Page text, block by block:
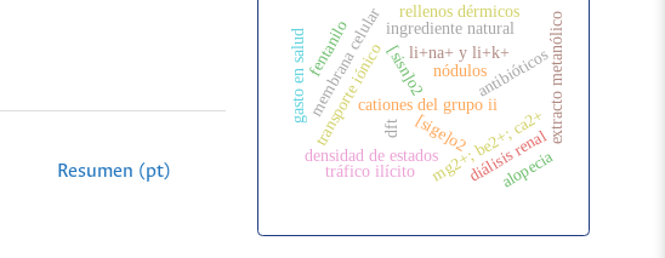
Resumen (pt)
cationes del grupo ii
mg2+; be2+; ca2+
transporte iónico [sige]o2
[sisn]o2
densidad de estados
membrana celular
gasto en salud antibióticos
li+na+ y li+k+
dft diálisis renal
extracto metanólico
ingrediente natural
rellenos dérmicos
nódulos
fentanilo
tráfico ilícito alopecia